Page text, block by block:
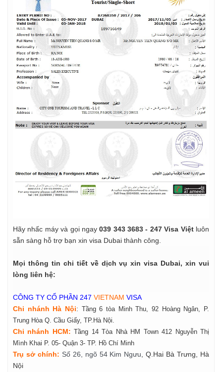
Hãy nhấc máy và gọi ngay039 343 3683 - 247 Visa Việtluôn
sẵn sàng hỗ trợ bạn xin visa Dubai thành công.
Mọi thông tin chi tiết về dịch vụ xin visa Dubai, xin vui
lòng liên hệ:
CÔNG TY CỔ PHẦN 247 VIETNAM VISA
Chi nhánh Hà Nội: Tầng 6 tòa Minh Thu, 92 Hoàng Ngân, P.
Trung Hòa Q. Cầu Giấy, TP.Hà Nội.
Chi nhánh HCM: Tầng 14 Tòa Nhà HM Town 412 Nguyễn Thị
Mình Khai P. 05- Quận 3- TP. Hồ Chí Minh
Trụ sở chính: Số 26, ngõ 54 Kim Ngưu , Q.Hai Bà Trưng, Hà
Nội